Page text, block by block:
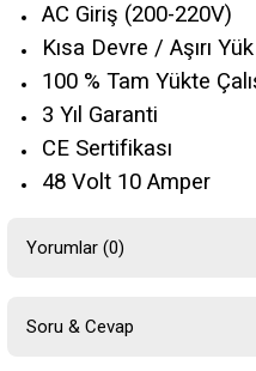
AC Giriş (200-220V)
Kısa Devre / Aşırı
100 % Tam Yükte
3 Yıl Garanti
CE Sertifikası
48 Volt 10 Amper
Yorumlar (0)
Soru & Cevap